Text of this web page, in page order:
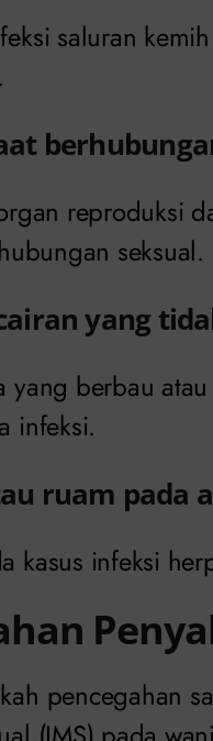
saluran
reproduksi
seksual.
yang
yang berbau
infeksi.
ruam pada
kasus infeksi
pencegahan